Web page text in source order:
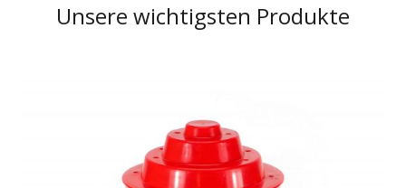
Unsere wichtigsten Produkte